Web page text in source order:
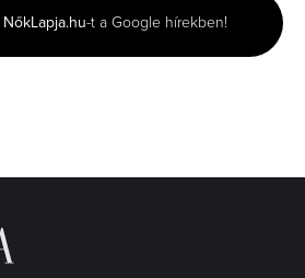
NőkLapja.hu-t a Google hírekben!